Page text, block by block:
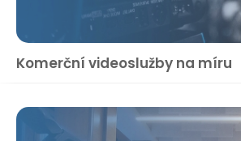
Komerční videoslužby na míru